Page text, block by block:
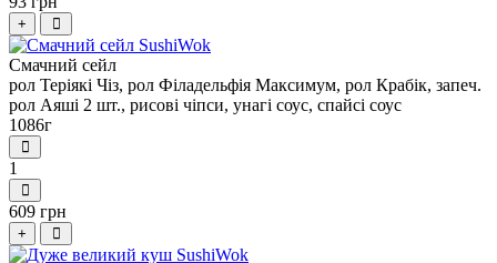
+
Смачний сейл
рол Теріякі Чіз, рол Філадельфія Максимум, рол Крабік, запеч.
рол Аяші 2 шт., рисові чіпси, унагі соус, спайсі соус
1086г
1
609 грн
+